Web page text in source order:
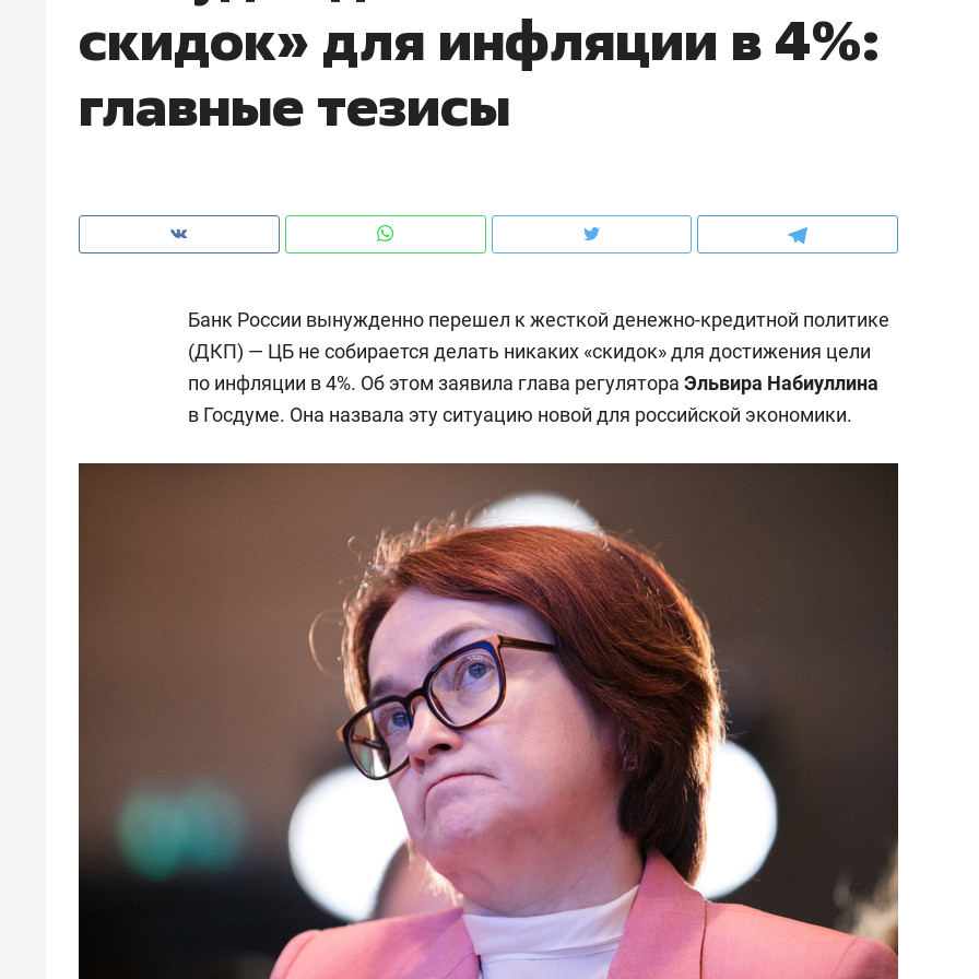
скидок» для инфляции в 4%:
главные тезисы
Банк России вынужденно перешел к жесткой денежно-кредитной политике
(ДКП) — ЦБ не собирается делать никаких «скидок» для достижения цели
по инфляции в 4%. Об этом заявила глава регулятора Эльвира Набиуллина
в Госдуме. Она назвала эту ситуацию новой для российской экономики.
чем интересен Оман?
о трехкратном росте цен, дотошных
клиентах и чудных запросах мастеров
школьной формы о
налогах и развитии без
Падел, фитнес, танцы и даже
Психотерапевт «Фороса»:
свою сверхнагрузку
стрессом»
Рекомендуем